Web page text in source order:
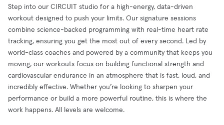
Step into our CIRCUIT studio for a high-energy, data-driven
workout designed to push your limits. Our signature sessions
combine science-backed programming with real-time heart rate
tracking, ensuring you get the most out of every second. Led by
world-class coaches and powered by a community that keeps you
moving, our workouts focus on building functional strength and
cardiovascular endurance in an atmosphere that is fast, loud, and
incredibly effective. Whether you’re looking to sharpen your
performance or build a more powerful routine, this is where the
work happens. All levels are welcome.